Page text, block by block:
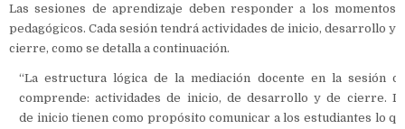
Las sesiones de aprendizaje deben responder a los momentos
pedagógicos. Cada sesión tendrá actividades de inicio, desarrollo y
cierre, como se detalla a continuación.
“La estructura lógica de la mediación docente en la sesión
comprende: actividades de inicio, de desarrollo y de cierre.
de inicio tienen como propósito comunicar a los estudiantes lo